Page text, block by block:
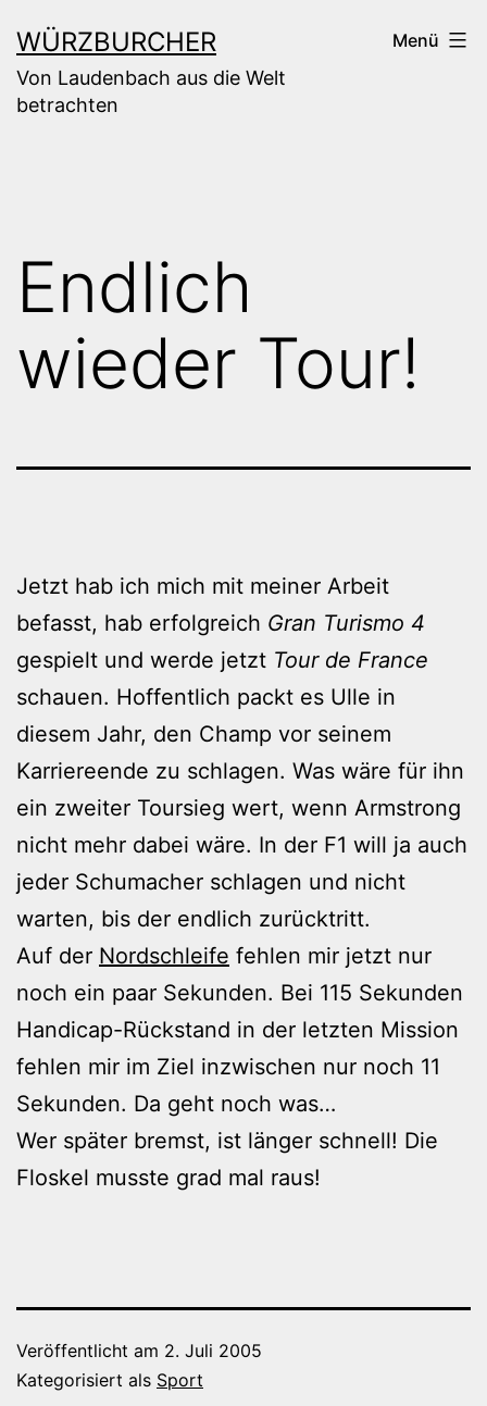
Inhalt
springen
WÜRZBURCHER
Von Laudenbach aus die Welt
betrachten
Menü
Endlich
wieder Tour!
Jetzt hab ich mich mit meiner Arbeit
befasst, hab erfolgreich Gran Turismo 4
gespielt und werde jetzt Tour de France
schauen. Hoffentlich packt es Ulle in
diesem Jahr, den Champ vor seinem
Karriereende zu schlagen. Was wäre für ihn
ein zweiter Toursieg wert, wenn Armstrong
nicht mehr dabei wäre. In der F1 will ja auch
jeder Schumacher schlagen und nicht
warten, bis der endlich zurücktritt.
Auf der Nordschleife fehlen mir jetzt nur
noch ein paar Sekunden. Bei 115 Sekunden
Handicap-Rückstand in der letzten Mission
fehlen mir im Ziel inzwischen nur noch 11
Sekunden. Da geht noch was…
Wer später bremst, ist länger schnell! Die
Floskel musste grad mal raus!
Veröffentlicht am 2. Juli 2005
Kategorisiert als Sport